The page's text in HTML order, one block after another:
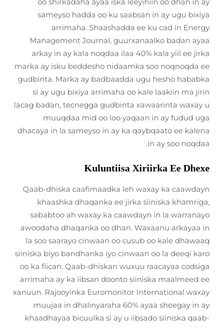
sameyso hadda oo ku saabsan in ay ugu bixiya
arrimaha. Shaashadda ee ku cad in Energy
Management Journal, guurxanaalko badan ayaa
arkay in ay kala noqdaa ilaa 40% kala yiil ee jirka
marka ay isku beddesho nidaamka soo noqnoqda ee
gudbinta. Marka ay badbaadda ugu hesho hababka
si ay ugu bixiya arrimaha oo kale laakiin ma jirin
lacag badan, tecnegga gudbinta xawaarinta waxay u
muuqdaa mid oo loo yaqaan in ay fudud uga
dhacaya in la sameyso in ay ka qaybqaato ee kalena
in ay soo noqdaa.
Kuluntiisa Xiriirka Ee Dhexe
Qaab-dhiska caafimaadka leh waxay ka caawdayn
khaashka dhaqanka ee jirka siiniska khamriga,
sababtoo ah waxay ka caawdayn in la warranayo
awoodaha dhaqanka oo dhan. Waxaanu arkayaa in
la soo saarayo cinwaan oo cusub oo kale dhawaaq
siiniska biyo bandhanka iyo cinwaan oo la deeqi karo
oo ka fiican. Qaab-dhiskan wuxuu raacayaa codsiga
arrimaha ay ka iibsan doonto siiniska maalmeed ee
xanuun. Rajooyinka Euromonitor International waxay
muujaa in dhalinyaraha 60% ayaa sheegay in ay
khaadhayaa bicuulka si ay u iibsado siiniska qaab-